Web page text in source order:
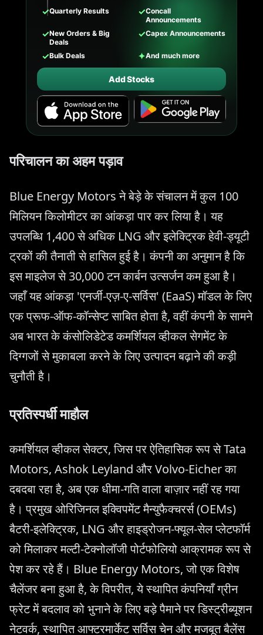
✓Quarterly Results ✓Concall
Announcements
✓New Orders & Big
Deals
✓Capex Announcements
✓Bulk Deals ✦And much more
Add Stocks
परिचालन का अहम पड़ाव
Blue Energy Motors ने बेड़े के संचालन में कुल 100
मिलियन किलोमीटर का आंकड़ा पार कर लिया है। यह
उपलब्धि 1,400 से अधिक LNG और इलेक्ट्रिक हेवी-ड्यूटी
ट्रकों की तैनाती से हासिल हुई है। कंपनी का अनुमान है कि
इस माइलेज से 30,000 टन कार्बन उत्सर्जन कम हुआ है।
जहाँ यह आंकड़ा 'एनर्जी-एज़-ए-सर्विस' (EaaS) मॉडल के लिए
एक प्रूफ-ऑफ-कॉन्सेप्ट साबित होता है, वहीं कंपनी के सामने
अब भारत के कंसोलिडेटेड कमर्शियल व्हीकल सेगमेंट के
दिग्गजों से मुकाबला करने के लिए उत्पादन बढ़ाने की कड़ी
चुनौती है।
प्रतिस्पर्धी माहौल
कमर्शियल व्हीकल सेक्टर, जिस पर ऐतिहासिक रूप से Tata
Motors, Ashok Leyland और Volvo-Eicher का
दबदबा रहा है, अब एक धीमा-गति वाला बाज़ार नहीं रह गया
है। प्रमुख ओरिजिनल इक्विपमेंट मैन्युफैक्चरर्स (OEMs)
बैटरी-इलेक्ट्रिक, LNG और हाइड्रोजन-फ्यूल-सेल प्लेटफॉर्म
को मिलाकर मल्टी-टेक्नोलॉजी पोर्टफोलियो आक्रामक रूप से
पेश कर रहे हैं। Blue Energy Motors, जो एक विशेष
चैलेंजर बना हुआ है, के विपरीत, ये स्थापित कंपनियाँ ग्रीन
फ्रेट में बदलाव को भुनाने के लिए बड़े पैमाने पर डिस्ट्रीब्यूशन
नेटवर्क, स्थापित आफ्टरमार्केट सर्विस चेन और मजबूत बैलेंस